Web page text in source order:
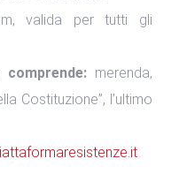
valida per tutti gli
merenda,
Costituzione”, l’ultimo